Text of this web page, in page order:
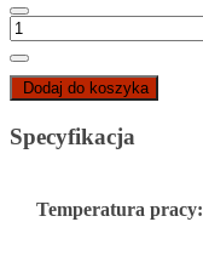
Dodaj do koszyka
Specyfikacja
Temperatura pracy: